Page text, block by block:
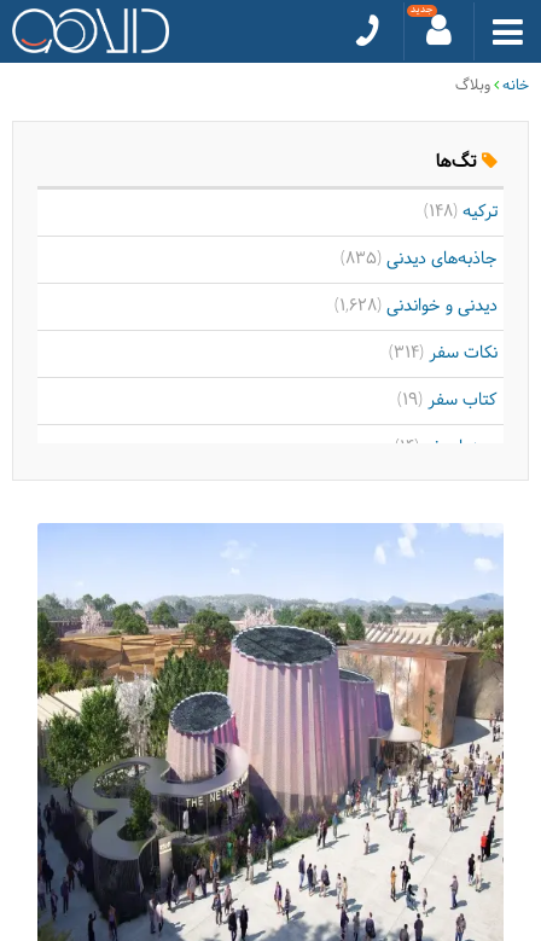
خانه وبلاگ
تگ‌ها
ترکیه(148)
جاذبه‌های دیدنی(835)
دیدنی و خواندنی(1,628)
نکات سفر(314)
کتاب سفر(19)
سینما سفر (14)
تکنولوژی سفر(31)
اقامت‌گاه‌ها
شکم‌گردی(64)
صنایع دستی(12)
مجله دالاهو(217)
مسافرنیوز(55)
حیات وحش(30)
تورهای ورودی(37)
(81)